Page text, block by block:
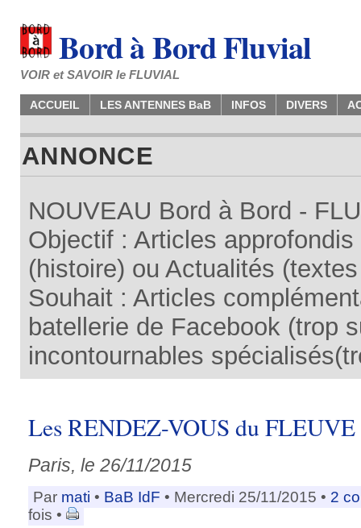
Bord à Bord Fluvial
VOIR et SAVOIR le FLUVIAL
ACCUEIL LES ANTENNES BaB INFOS DIVERS
ANNONCE
NOUVEAU Bord à Bord -
Objectif : Articles
(histoire) ou Actualités
Souhait : Articles
batellerie de Facebook (trop
incontournables
Les RENDEZ-VOUS du
Paris, le 26/11/2015
Par mati • BaB IdF • Mercredi 25/11/2015 • 2
fois •